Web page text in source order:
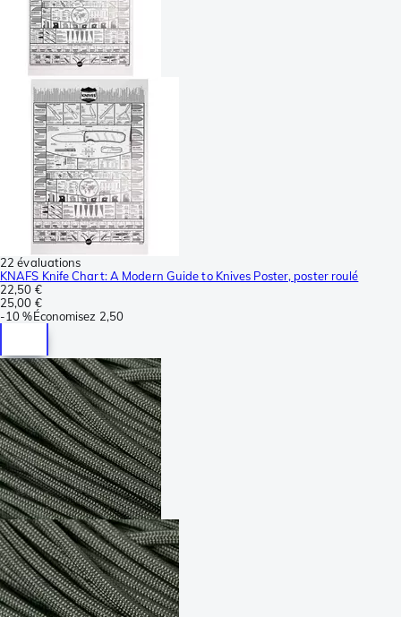
22 évaluations
KNAFS Knife Chart: A Modern Guide to Knives Poster, poster roulé
22,50 €
25,00 €
-10 %Économisez 2,50